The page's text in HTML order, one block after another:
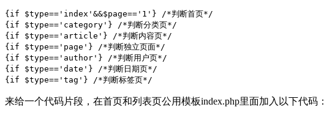
{if $type=='index'&&$page=='1'} /*判断首页*/
{if $type=='category'} /*判断分类页*/
{if $type=='article'} /*判断内容页*/
{if $type=='page'} /*判断独立页面*/
{if $type=='author'} /*判断用户页*/
{if $type=='date'} /*判断日期页*/
{if $type=='tag'} /*判断标签页*/
来给一个代码片段，在首页和列表页公用模板index.php里面加入以下代码：